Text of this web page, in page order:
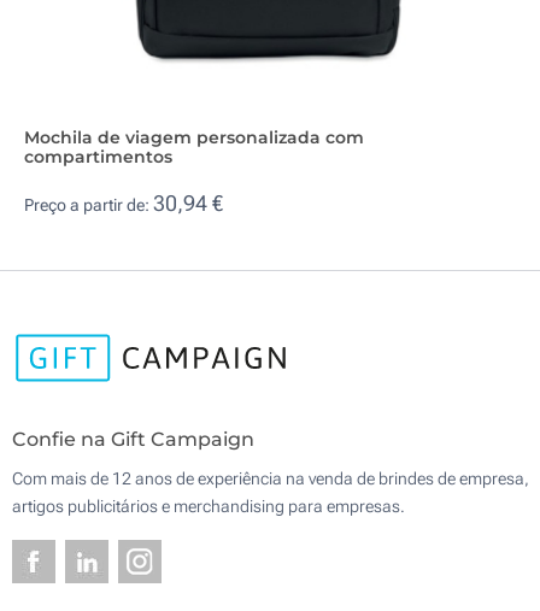
Mochila de viagem personalizada com
compartimentos
Preço a partir de: 30,94 €
Confie na Gift Campaign
Com mais de 12 anos de experiência na venda de brindes de empresa,
artigos publicitários e merchandising para empresas.